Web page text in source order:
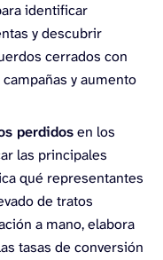
identificar
y descubrir
cerrados con
y aumento
perdidosen los
las principales
qué representantes
de tratos
a mano, elabora
tasas de conversión